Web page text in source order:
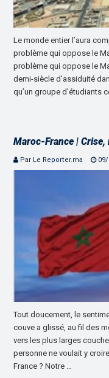
Le monde entier l’aura
problème qui oppose le
problème qui oppose le
demi-siècle d’assiduité
qu’un groupe d’étudiants
Maroc-France |
Par Le Reporter.ma
Tout doucement, le
couve a glissé, au fil des
vers les plus larges
personne ne voulait y
France ? Notre …